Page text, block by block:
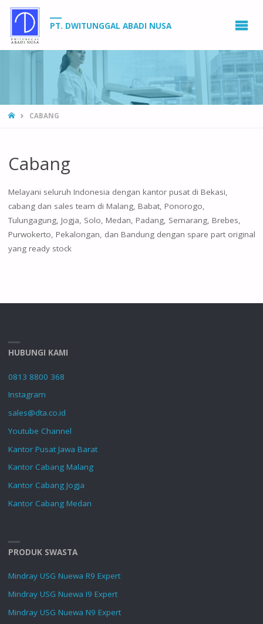
PT. DWITUNGGAL ABADI NUSA
HOMECABANG
Cabang
Melayani seluruh Indonesia dengan kantor pusat di Bekasi,
cabang dan sales team di Malang, Babat, Ponorogo,
Tulungagung, Jogja, Solo, Medan, Padang, Semarang, Brebes,
Purwokerto, Pekalongan, dan Bandung dengan spare part original
yang ready stock
HUBUNGI KAMI
0813 8800 368
Instagram
sales@dta.co.id
Youtube Channel
Kantor Pusat Jawa Barat
Kantor Cabang Malang
Kantor Cabang Jogja
Kantor Cabang Medan
PRODUK SWASTA
Mindray USG Nuewa R9 Expert
Mindray USG Nuewa I9 Expert
Mindray USG Nuewa N9 Expert